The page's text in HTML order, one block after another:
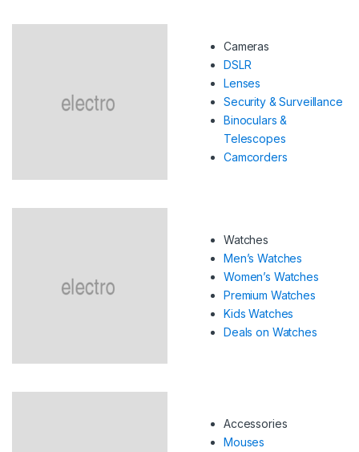
Cameras
DSLR
Lenses
Security & Surveillance
Binoculars &
Telescopes
Camcorders
Watches
Men’s Watches
Women’s Watches
Premium Watches
Kids Watches
Deals on Watches
Accessories
Mouses